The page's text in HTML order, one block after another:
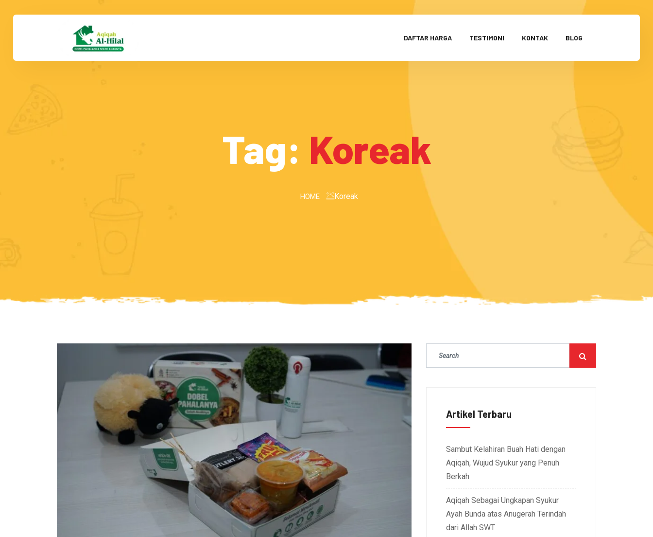
DAFTAR HARGA TESTIMONI KONTAK BLOG
Tag: Koreak
HOME Koreak
Artikel Terbaru
Sambut Kelahiran Buah Hati dengan
Aqiqah, Wujud Syukur yang Penuh
Berkah
Aqiqah Sebagai Ungkapan Syukur
Ayah Bunda atas Anugerah Terindah
dari Allah SWT